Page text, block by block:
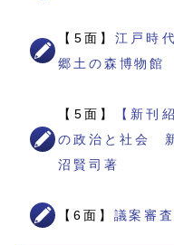
【5面】江戸時
郷土の森博物館
【5面】
【新刊
の政治と社会
沼賢司著
【6面】 議案審